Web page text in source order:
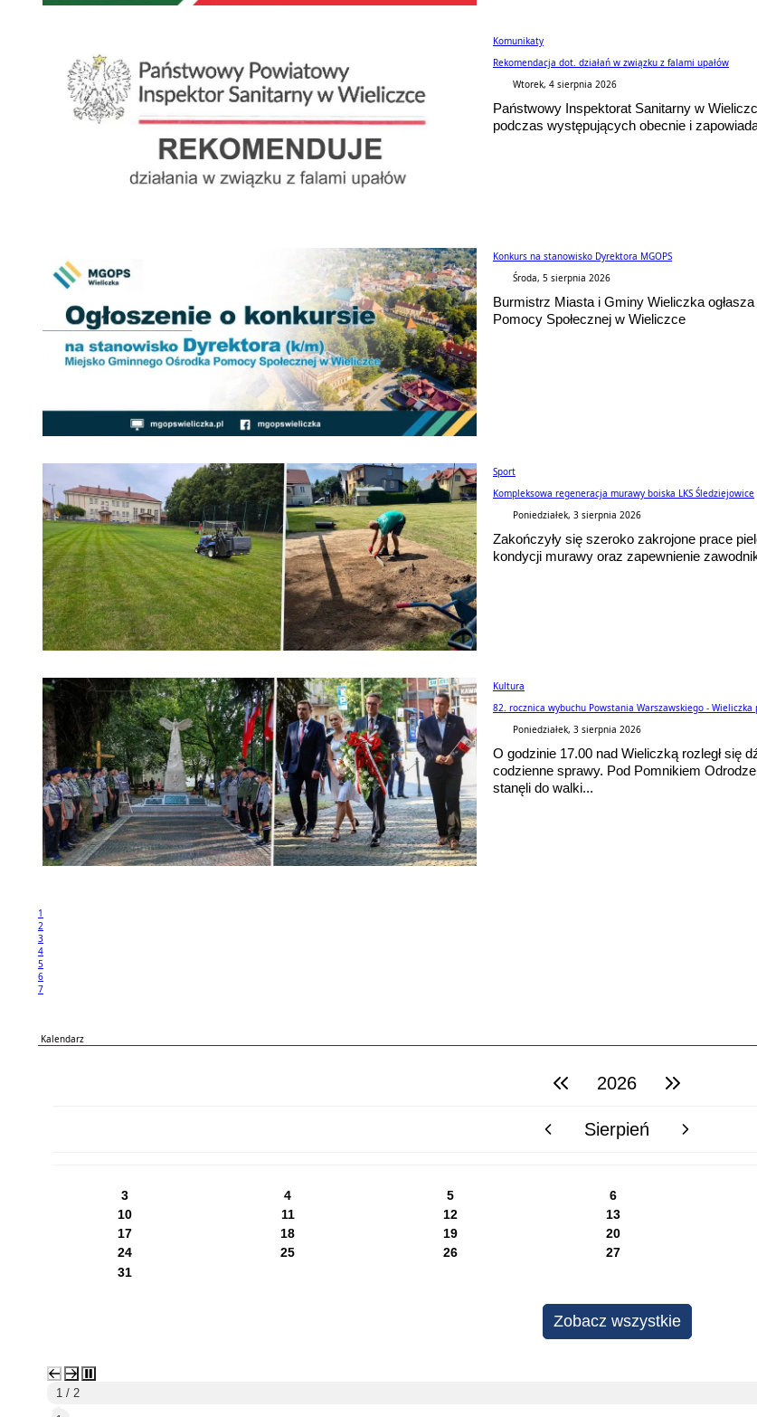
Komunikaty
Rekomendacja dot. działań w związku z falami upałów
Wtorek, 4 sierpnia 2026
Państwowy Inspektorat Sanitarny w
podczas występujących obecnie i
Konkurs na stanowisko Dyrektora MGOPS
Środa, 5 sierpnia 2026
Burmistrz Miasta i Gminy Wieliczka
Pomocy Społecznej w Wieliczce
Sport
Kompleksowa regeneracja murawy boiska LKS Śledziejowice
Poniedziałek, 3 sierpnia 2026
Zakończyły się szeroko zakrojone prace
kondycji murawy oraz zapewnienie
Kultura
82. rocznica wybuchu Powstania Warszawskiego - Wieliczka
Poniedziałek, 3 sierpnia 2026
O godzinie 17.00 nad Wieliczką rozległ się
codzienne sprawy. Pod Pomnikiem
stanęli do walki...
1
2
3
4
5
6
7
Kalendarz
poprzedni rok2026 następny rok
poprzedni miesiącSierpień następny miesiąc
3
4 5 6
10
11 12 13
17
18 19 20
24
25 26 27
31
Zobacz wszystkie
2 / 2